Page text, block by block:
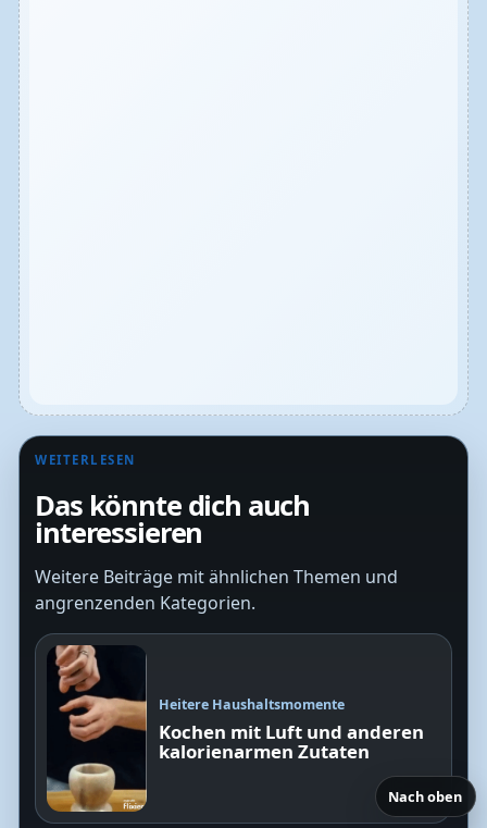
WEITERLESEN
Das könnte dich auch
interessieren
Weitere Beiträge mit ähnlichen Themen und
angrenzenden Kategorien.
Heitere Haushaltsmomente
Kochen mit Luft und anderen
kalorienarmen Zutaten
Nach oben